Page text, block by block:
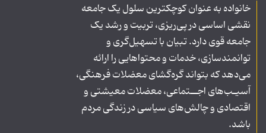
خانواده به عنوان کوچکترین سلول یک جامعه
نقشی اساسی در پی‌ریزی، تربیت و رشد یک
جامعه قوی دارد. تبیان با تسهیل‌گری و
توانمندسازی، خدمات و محتواهایی را ارائه
می‌دهد که بتواند گره‌گشای معضلات فرهنگی،
آسیـب‌های اجــتماعی، معضلات معیشتی و
اقتصادی و چالش‌های سیاسی در زندگی مردم
باشد.